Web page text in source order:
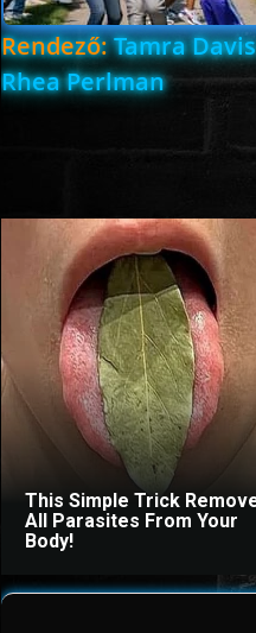
Rendező:Tamra
Rhea Perlman
This Simple Trick
All Parasites From Your
Body!